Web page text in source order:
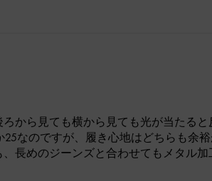
から見ても横から見ても光が当たる
なのですが、履き心地はどちらも余
長めのジーンズと合わせてもメタル